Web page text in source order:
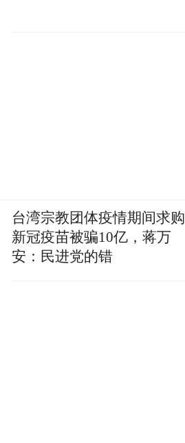
台湾宗教团体疫情期间求购
新冠疫苗被骗10亿，蒋万
安：民进党的错